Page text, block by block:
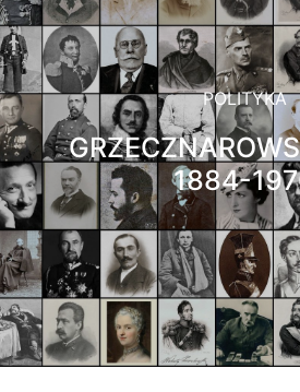
POLITYKA
1884-